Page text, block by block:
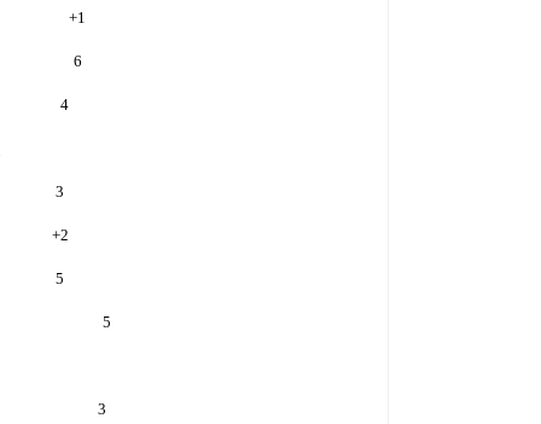
+1
6
4
3
+2
5
5
3